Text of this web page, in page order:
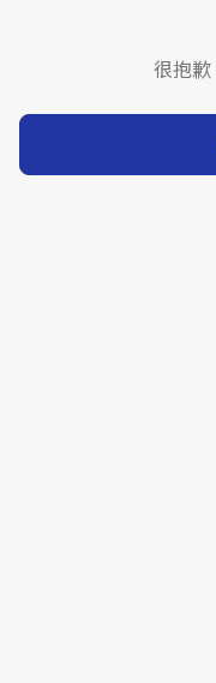
很抱歉